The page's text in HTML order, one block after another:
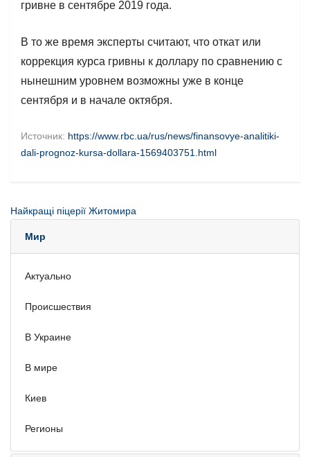
гривне в сентябре 2019 года.
В то же время эксперты считают, что откат или
коррекция курса гривны к доллару по сравнению с
нынешним уровнем возможны уже в конце
сентября и в начале октября.
Источник: https://www.rbc.ua/rus/news/finansovye-analitiki-
dali-prognoz-kursa-dollara-1569403751.html
Найкращі піцерії Житомира
Мир
Актуально
Происшествия
В Украине
В мире
Киев
Регионы